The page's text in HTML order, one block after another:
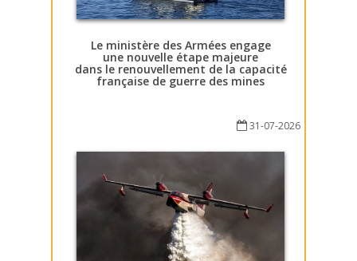
Le ministère des Armées engage
une nouvelle étape majeure
dans le renouvellement de la capacité
française de guerre des mines
31-07-2026